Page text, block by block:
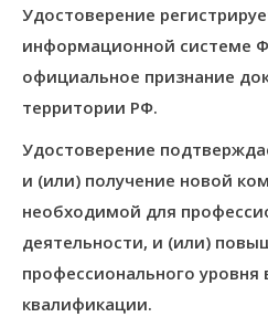
Удостоверение
информационной системе
официальное признание
территории РФ.
Удостоверение
и (или) получение новой
необходимой для
деятельности, и (или)
профессионального
квалификации.